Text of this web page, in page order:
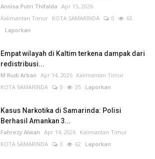
Annisa Putri Thifalda Apr 15, 2026
Kalimantan Timur KOTA SAMARINDA 0
63
Laporkan
Empat wilayah di Kaltim terkena dampak dari
redistribusi...
M Rudi Arban Apr 14, 2026 Kalimantan Timur
KOTA SAMARINDA
0 35 Laporkan
Kasus Narkotika di Samarinda: Polisi
Berhasil Amankan 3...
Fahrezy Alwan Apr 14, 2026 Kalimantan Timur
KOTA SAMARINDA
0 62 Laporkan